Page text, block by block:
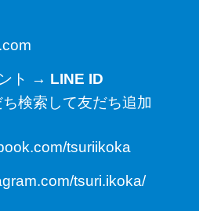
ト → LINE ID
検索して友だち追加
tsuriikoka
tsuri.ikoka/